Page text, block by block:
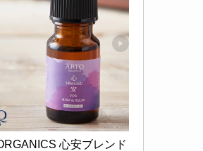
心安ブレンド